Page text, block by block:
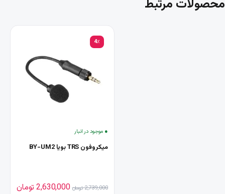
محصولات مرتبط
4٪
● موجود در انبار
میکروفون TRS بویا BY-UM2
2,739,000تومان قیمت اصلی 2,739,000 تومان بود.
2,630,000 تومانقیمت فعلی